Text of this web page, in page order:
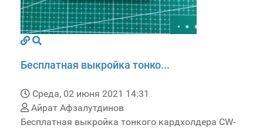
Бесплатная выкройка тонко...
Среда, 02 июня 2021 14:31
Айрат Афзалутдинов
Бесплатная выкройка тонкого кардхолдера CW-